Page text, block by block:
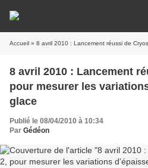
Accueil » 8 avril 2010 : Lancement réussi de Cryosat-2,
8 avril 2010 : Lancement
pour mesurer les
glace
Publié le 08/04/2010 à 10:34
Par Gédéon